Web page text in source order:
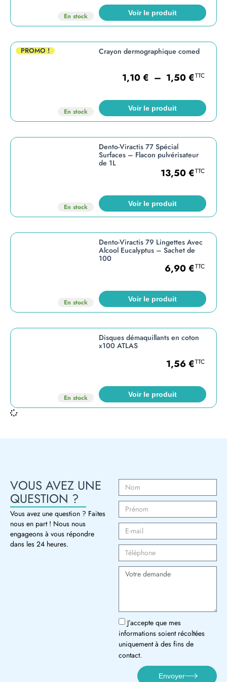
En stock Voir le produit
PROMO !
En stock
Crayon dermographique comed
1,10€ – 1,50€TTC
Voir le produit
En stock
Dento-Viractis 77 Spécial
Surfaces – Flacon pulvérisateur
de 1L
13,50€TTC
Voir le produit
En stock
Dento-Viractis 79 Lingettes Avec
Alcool Eucalyptus – Sachet de
100
6,90€TTC
Voir le produit
En stock
Disques démaquillants en coton
x100 ATLAS
1,56€TTC
Voir le produit
VOUS AVEZ UNE
QUESTION ?
Vous avez une question ? Faites
nous en part ! Nous nous
engageons à vous répondre
dans les 24 heures.
J’accepte que mes
informations soient récoltées
uniquement à des fins de
contact.
Envoyer